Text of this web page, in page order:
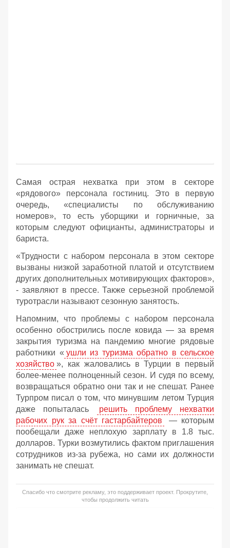
Самая острая нехватка при этом в секторе
«рядового» персонала гостиниц. Это в первую
очередь, «специалисты по обслуживанию
номеров», то есть уборщики и горничные, за
которым следуют официанты, администраторы и
бариста.
«Трудности с набором персонала в этом секторе
вызваны низкой заработной платой и отсутствием
других дополнительных мотивирующих факторов»,
- заявляют в прессе. Также серьезной проблемой
туротрасли называют сезонную занятость.
Напомним, что проблемы с набором персонала
особенно обострились после ковида — за время
закрытия туризма на пандемию многие рядовые
работники « ушли из туризма обратно в сельское
хозяйство », как жаловались в Турции в первый
более-менее полноценный сезон. И судя по всему,
возвращаться обратно они так и не спешат. Ранее
Турпром писал о том, что минувшим летом Турция
даже попыталась
решить проблему нехватки
рабочих рук за счёт гастарбайтеров
— которым
пообещали даже неплохую зарплату в 1.8 тыс.
долларов. Турки возмутились фактом приглашения
сотрудников из-за рубежа, но сами их должности
занимать не спешат.
Спасибо что смотрите рекламу, это поддерживает проект. Прокрутите,
чтобы продолжить читать